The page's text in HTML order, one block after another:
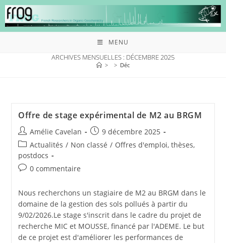
MENU
ARCHIVES MENSUELLES : DÉCEMBRE 2025
> > Déc
Offre de stage expérimental de M2 au BRGM
Amélie Cavelan
9 décembre 2025
Actualités / Non classé / Offres d'emploi, thèses,
postdocs
0 commentaire
Nous recherchons un stagiaire de M2 au BRGM dans le
domaine de la gestion des sols pollués à partir du
9/02/2026.Le stage s'inscrit dans le cadre du projet de
recherche MIC et MOUSSE, financé par l'ADEME. Le but
de ce projet est d'améliorer les performances de